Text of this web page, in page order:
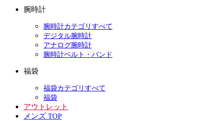
腕時計
腕時計カテゴリすべて
デジタル腕時計
アナログ腕時計
腕時計ベルト・バンド
福袋
福袋カテゴリすべて
福袋
アウトレット
メンズ TOP